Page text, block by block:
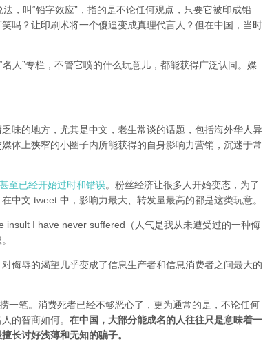
，叫“铅字效应”，指的是不论任何观点，只要它被印成铅
笑吗？让印刷术将一个傻逼变成真理代言人？但在中国，当时
人”专栏，不管它喷的什么玩意儿，都能获得广泛认同。媒
味的地方，尤其是中文，老生常谈的话题，包括海外华人异
体上狭窄的小圈子内所能获得的自身影响力营销，沉迷于常
至已经开始过时和错误。粉丝经济让很多人开始变态，为了
文 tweet 中，影响力最大、转发量最高的都是这类玩意。
insult I have never suffered（人气是我从未遭受过的一种侮
侮辱的渴望几乎变成了信息生产者和信息消费者之间最大的
一笔。消费死者已经不够恶心了，更为通常的是，不论任何
的智商如何。 在中国，大部分能成名的人往往只是意味着一
长讨好浅薄和无知的骗子。